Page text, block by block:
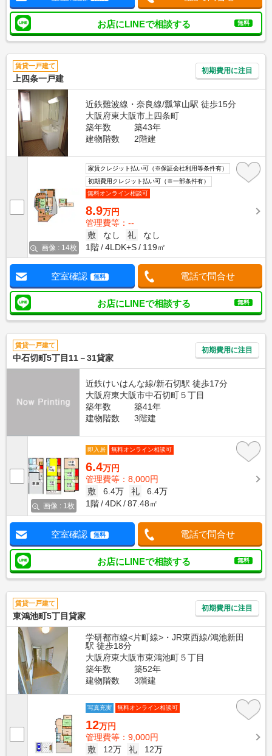
お店にLINEで相談する 無料
賃貸一戸建て
上四条一戸建
初期費用に注目
近鉄難波線・奈良線/瓢箪山駅 徒歩15分
大阪府東大阪市上四条町
築年数
築43年
建物階数
2階建
画像 : 14枚
家賃クレジット払い可（※保証会社利用等条件有）
初期費用クレジット払い可（※一部条件有）
無料オンライン相談可
8.9万円
管理費等：--
敷
なし 礼
なし
1階
4LDK+S 119㎡
空室確認 無料 電話で問合せ
お店にLINEで相談する 無料
賃貸一戸建て
中石切町5丁目11－31貸家
初期費用に注目
近鉄けいはんな線/新石切駅 徒歩17分
大阪府東大阪市中石切町５丁目
築年数
築41年
建物階数
3階建
画像 : 1枚
即入居 無料オンライン相談可
6.4万円
管理費等：8,000円
敷
6.4万 礼
6.4万
1階
4DK 87.48㎡
空室確認 無料 電話で問合せ
お店にLINEで相談する 無料
賃貸一戸建て
東鴻池町5丁目貸家
初期費用に注目
学研都市線<片町線>・JR東西線/鴻池新田
駅 徒歩18分
大阪府東大阪市東鴻池町５丁目
築年数
築52年
建物階数
3階建
写真充実 無料オンライン相談可
12万円
管理費等：9,000円
敷
12万 礼
12万